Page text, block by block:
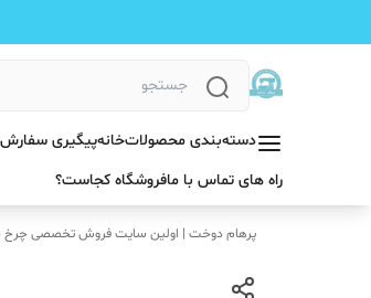
دسته‌بندی محصولاتخانهپیگیری سفارش
راه های تماس با مافروشگاه کجاست؟
پرهام دوخت | اولین سایت فروش تخصصی